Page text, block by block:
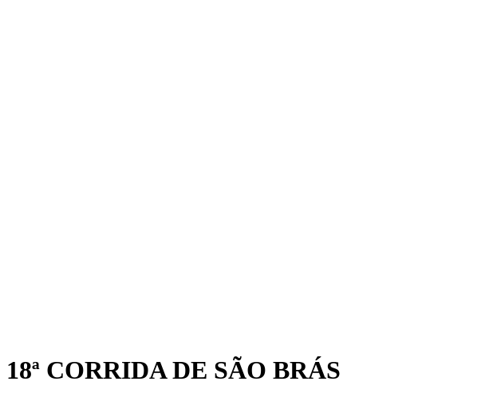
18ª CORRIDA DE SÃO BRÁS